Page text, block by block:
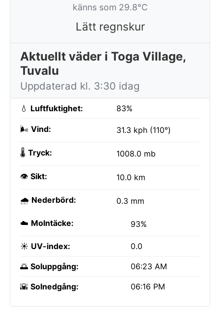
känns som 29.8°C
Lätt regnskur
Aktuellt väder i Toga Village,
Tuvalu
Uppdaterad kl. 3:30 idag
💧 Luftfuktighet: 83%
🌬️ Vind: 31.3 kph (110°)
🌡️ Tryck: 1008.0 mb
👁️ Sikt: 10.0 km
🌧️ Nederbörd: 0.3 mm
☁️ Molntäcke: 93%
☀️ UV-index: 0.0
🌅 Soluppgång: 06:23 AM
🌇 Solnedgång: 06:16 PM